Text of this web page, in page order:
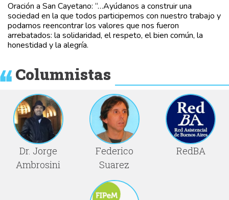
Oración a San Cayetano: “…Ayúdanos a construir una
sociedad en la que todos participemos con nuestro trabajo y
podamos reencontrar los valores que nos fueron
arrebatados: la solidaridad, el respeto, el bien común, la
honestidad y la alegría.
Columnistas
Dr. Jorge
Ambrosini
Federico
Suarez
RedBA